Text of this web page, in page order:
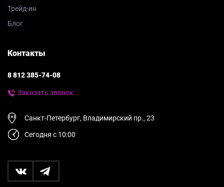
Трейд-ин
Блог
Контакты
8 812 385-74-08
Заказать звонок
Санкт-Петербург, Владимирский пр., 23
Сегодня с 10:00